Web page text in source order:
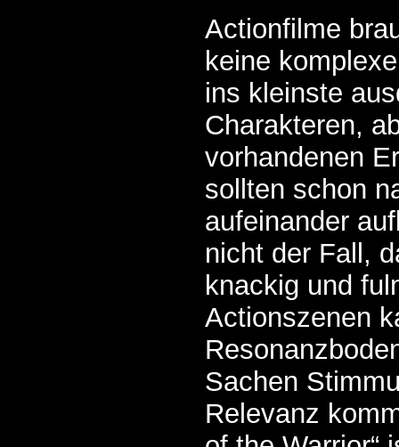
Actionfilme
keine
ins kleinste
Charakteren,
vorhandenen
sollten schon
aufeinander
nicht der Fall,
knackig und
Actionszenen
Sachen
Relevanz